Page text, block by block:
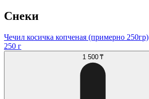
Снеки
Чечил косичка копченая (примерно 250гр)
250 г
1 500 ₸